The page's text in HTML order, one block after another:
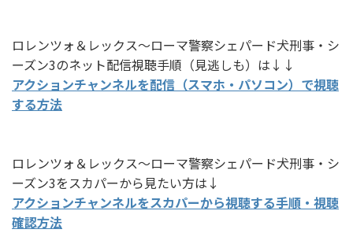
ロレンツォ＆レックス～ローマ警察シェパード犬刑事・シ
ーズン3のネット配信視聴手順（見逃しも）は↓↓
アクションチャンネルを配信（スマホ・パソコン）で視聴
する方法
ロレンツォ＆レックス～ローマ警察シェパード犬刑事・シ
ーズン3をスカパーから見たい方は↓
アクションチャンネルをスカパーから視聴する手順・視聴
確認方法